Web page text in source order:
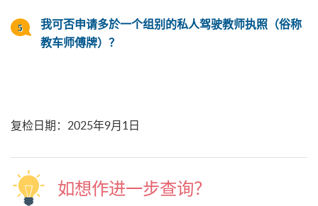
我可否申请多於一个组别的私人驾驶教师执照（俗称
教车师傅牌）？
复检日期： 2025年9月1日
如想作进一步查询？